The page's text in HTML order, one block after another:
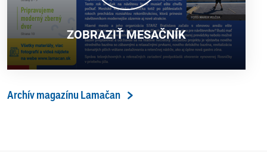
ZOBRAZIŤ MESAČNÍK
Archív magazínu Lamačan